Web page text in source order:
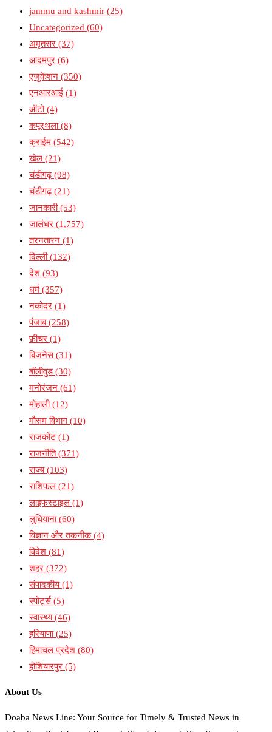
jammu and kashmir (25)
Uncategorized (60)
अमृतसर (37)
आदमपुर (6)
एजुकेशन (350)
एनआरआई (1)
ऑटो(4)
कपूरथला(8)
क्राईम (542)
खेल (21)
चंडीगढ़(98)
चंडीगढ़(21)
जानकारी(53)
जालंधर (1,757)
तरनतारन (1)
दिल्ली(132)
देश (93)
धर्म (357)
नकोदर (1)
पंजाब(258)
फ़ीचर (1)
बिजनेस(31)
बॉलीवुड(30)
मनोरंजन (61)
मोहाली(12)
मौसम विभाग (10)
राजकोट (1)
राजनीति(371)
राज्य(103)
राशिफल (21)
लाइफस्टाइल (1)
लुधियाना(60)
विज्ञान और तकनीक(4)
विदेश (81)
शहर (372)
संपादकीय(1)
स्पोर्ट्स(5)
स्वास्थ्य(46)
हरियाणा(25)
हिमाचल प्रदेश (80)
होशियारपुर (5)
About Us
Doaba News Line: Your Source for Timely & Trusted News in